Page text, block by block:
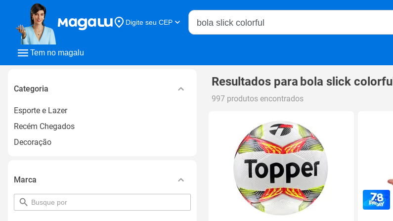
Tem no magalu
Digite seu CEP
Buscar no Magalu
Categoria
Esporte e Lazer
Recém Chegados
Decoração
Marca
pesquisar
por
Resultados para bola slick colorful
997 produtos encontrados